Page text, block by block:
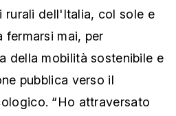
rurali dell'Italia, col sole e
fermarsi mai, per
della mobilità sostenibile e
pubblica verso il
“Ho attraversato